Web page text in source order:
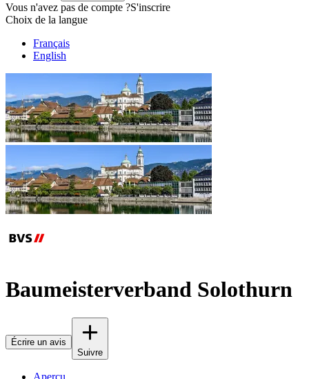
Vous n'avez pas de compte ?S'inscrire
Choix de la langue
Français
English
Baumeisterverband Solothurn
Écrire un avis
Suivre
Aperçu